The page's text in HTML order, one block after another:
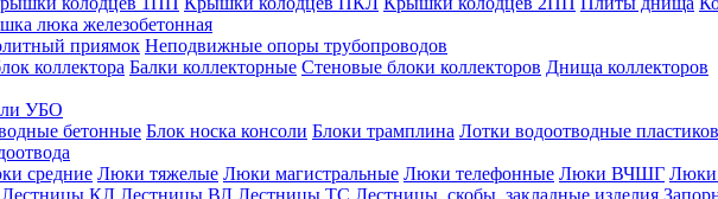
люка железобетонная
приямок Неподвижные опоры трубопроводов
коллектора Балки коллекторные Стеновые блоки коллекторов Днища коллекторов
УБО
бетонные Блок носка консоли Блоки трамплина Лотки водоотводные
средние Люки тяжелые Люки магистральные Люки телефонные Люки ВЧШГ Люки
Лестницы КЛ Лестницы ВЛ Лестницы ТС Лестницы, скобы, закладные изделия